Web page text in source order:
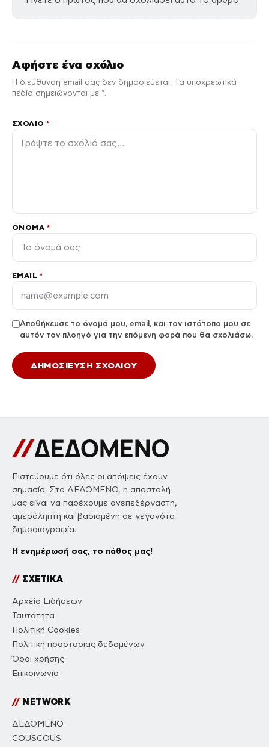
Αφήστε ένα σχόλιο
Η διεύθυνση email σας δεν δημοσιεύεται. Τα υποχρεωτικά
πεδία σημειώνονται με *.
ΣΧΌΛΙΟ*
ΌΝΟΜΑ *
EMAIL *
Αποθήκευσε το όνομά μου, email, και τον ιστότοπο μου σε
αυτόν τον πλοηγό για την επόμενη φορά που θα σχολιάσω.
Πιστεύουμε ότι όλες οι απόψεις έχουν
σημασία. Στο ΔΕΔΟΜΕΝΟ, η αποστολή
μας είναι να παρέχουμε ανεπεξέργαστη,
αμερόληπτη και βασισμένη σε γεγονότα
δημοσιογραφία.
Η ενημέρωσή σας, το πάθος μας!
//ΣΧΕΤΙΚΑ
Αρχείο Ειδήσεων
Ταυτότητα
Πολιτική Cookies
Πολιτική προστασίας δεδομένων
Όροι χρήσης
Επικοινωνία
//NETWORK
ΔΕΔΟΜΕΝΟ
COUSCOUS